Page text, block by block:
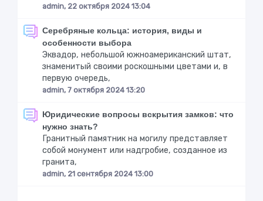
admin, 22 октября 2024 13:04
Серебряные кольца: история, виды и
особенности выбора
Эквадор, небольшой южноамериканский штат,
знаменитый своими роскошными цветами и, в
первую очередь,
admin, 7 октября 2024 13:20
Юридические вопросы вскрытия замков: что
нужно знать?
Гранитный памятник на могилу представляет
собой монумент или надгробие, созданное из
гранита,
admin, 21 сентября 2024 13:00